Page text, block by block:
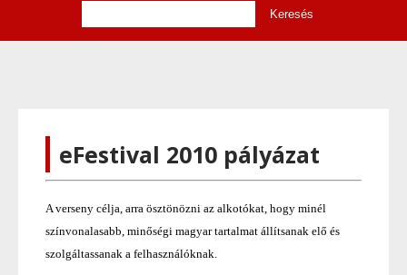
eFestival 2010 pályázat
A verseny célja, arra ösztönözni az alkotókat, hogy minél
színvonalasabb, minőségi magyar tartalmat állítsanak elő és
szolgáltassanak a felhasználóknak.